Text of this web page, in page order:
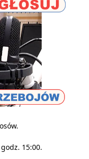
15:00.